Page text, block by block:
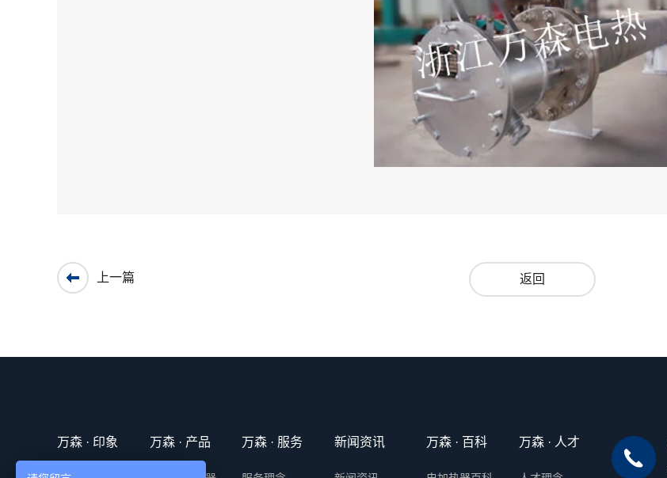
上一篇 返回
万森 · 印象 万森 · 产品 万森 · 服务 新闻资讯 万森 · 百科 万森 · 人才